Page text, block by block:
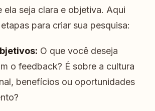
ela seja clara e objetiva. Aqui
para criar sua pesquisa:
O que você deseja
o feedback? É sobre a cultura
benefícios ou oportunidades